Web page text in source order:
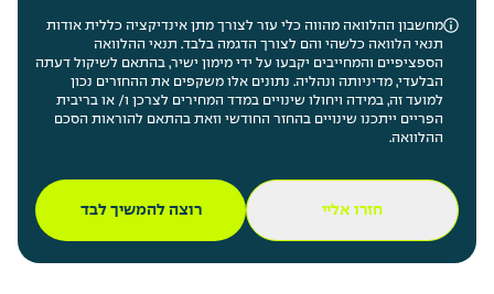
מחשבון ההלוואה מהווה כלי עזר לצורך מתן אינדיקציה כללית אודות
תנאי הלוואה כלשהי והם לצורך הדגמה בלבד. תנאי ההלוואה
הספציפיים והמחייבים יקבעו על ידי מימון ישיר, בהתאם לשיקול דעתה
הבלעדי, מדיניותה ונהליה. נתונים אלו משקפים את ההחזרים נכון
למועד זה, במידה ויחולו שינויים במדד המחירים לצרכן ו/ או בריבית
הפריים ייתכנו שינויים בהחזר החודשי וזאת בהתאם להוראות הסכם
ההלוואה.
חזרו אליי רוצה להמשיך לבד